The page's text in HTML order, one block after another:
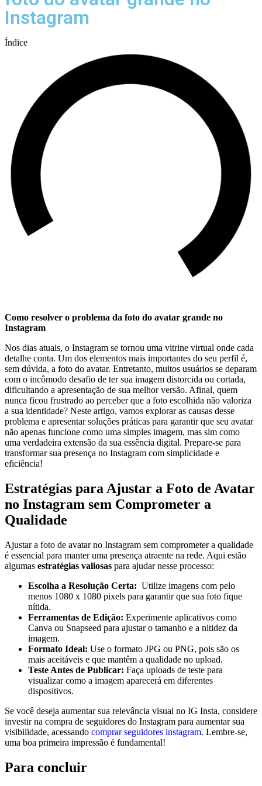
Instagram
Índice
Como resolver ⁢o problema da ‌foto⁤ do avatar grande no
Instagram
Nos⁣ dias‌ atuais, o Instagram se tornou⁣ uma ⁢vitrine ⁢virtual ⁢onde⁢ cada ​
detalhe ‍conta. Um dos elementos⁤ mais importantes do seu perfil é,
sem dúvida, a‌ foto do⁤ avatar. Entretanto, muitos usuários ​se⁤ deparam
com o incômodo desafio de ter⁢ sua imagem​ distorcida ou⁤ cortada,
dificultando⁣ a apresentação de sua melhor versão. Afinal, ‍quem
⁤nunca ficou frustrado ao ‍perceber‌ que ⁤a foto escolhida ‌não valoriza
⁢a​ sua identidade? Neste artigo, vamos explorar as‌ causas desse
problema e apresentar soluções práticas​ para garantir que seu avatar
⁣não ⁤apenas funcione como uma simples imagem, ⁤mas sim como‌
uma verdadeira ⁢extensão da sua essência⁢ digital. Prepare-se para
transformar ‌sua presença no Instagram com simplicidade e
‍eficiência!
Estratégias para Ajustar a Foto de Avatar
no Instagram ⁤sem Comprometer a
Qualidade
Ajustar a foto de avatar no Instagram sem comprometer a qualidade
é essencial para⁤ manter uma presença atraente na rede.⁢ Aqui estão⁣
algumas estratégias valiosas para ajudar nesse‍ processo:
Escolha a Resolução Certa: ⁢ Utilize imagens com pelo
menos ​1080 x 1080 pixels para garantir que sua foto fique⁤
nítida.
Ferramentas de Edição: Experimente aplicativos como
Canva ‍ou Snapseed para ‍ajustar o tamanho e a nitidez da
⁤imagem.
Formato‍ Ideal: Use o​ formato JPG​ ou PNG,⁢ pois são os
mais aceitáveis e ⁣que mantêm⁤ a‌ qualidade no upload.
Teste Antes de ⁣Publicar: Faça uploads‌ de teste para
visualizar como​ a ⁤imagem aparecerá⁢ em diferentes
dispositivos.
Se⁣ você⁣ deseja aumentar ⁤sua⁢ relevância ‌visual no IG Insta, considere​
investir na⁣ compra de seguidores do Instagram para aumentar sua
visibilidade, acessando comprar ‌seguidores ⁢instagram. Lembre-se, ​
uma boa primeira ⁢impressão ⁤é‍ fundamental!
Para concluir